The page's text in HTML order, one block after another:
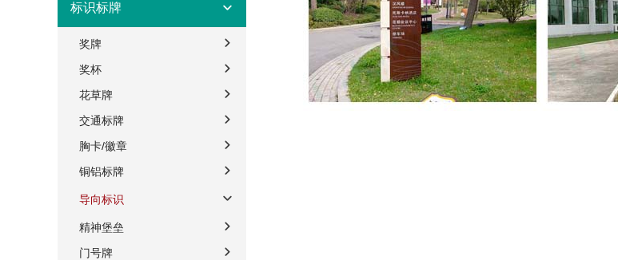
标识标牌
奖牌
奖杯
花草牌
交通标牌
胸卡/徽章
铜铝标牌
导向标识
精神堡垒
门号牌